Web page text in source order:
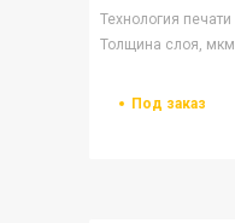
Технология печати
Толщина слоя, мкм
Под заказ